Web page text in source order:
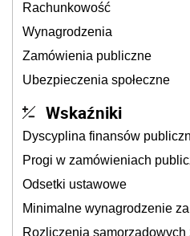
Rachunkowość
Wynagrodzenia
Zamówienia publiczne
Ubezpieczenia społeczne
Wskaźniki
Dyscyplina finansów
Progi w zamówieniach
Odsetki ustawowe
Minimalne wynagrodzenie
Rozliczenia samorządowych